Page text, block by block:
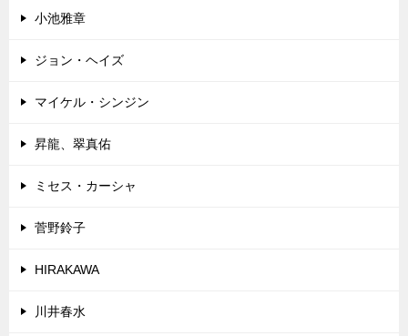
小池雅章
ジョン・ヘイズ
マイケル・シンジン
昇龍、翠真佑
ミセス・カーシャ
菅野鈴子
HIRAKAWA
川井春水